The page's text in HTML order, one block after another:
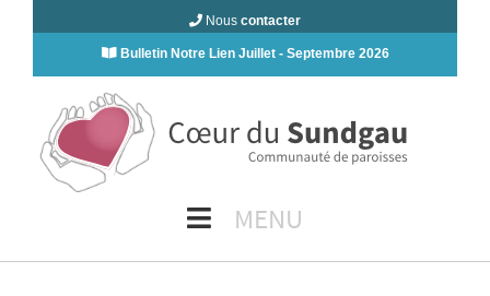
Nous contacter
Bulletin Notre Lien Juillet - Septembre 2026
MENU